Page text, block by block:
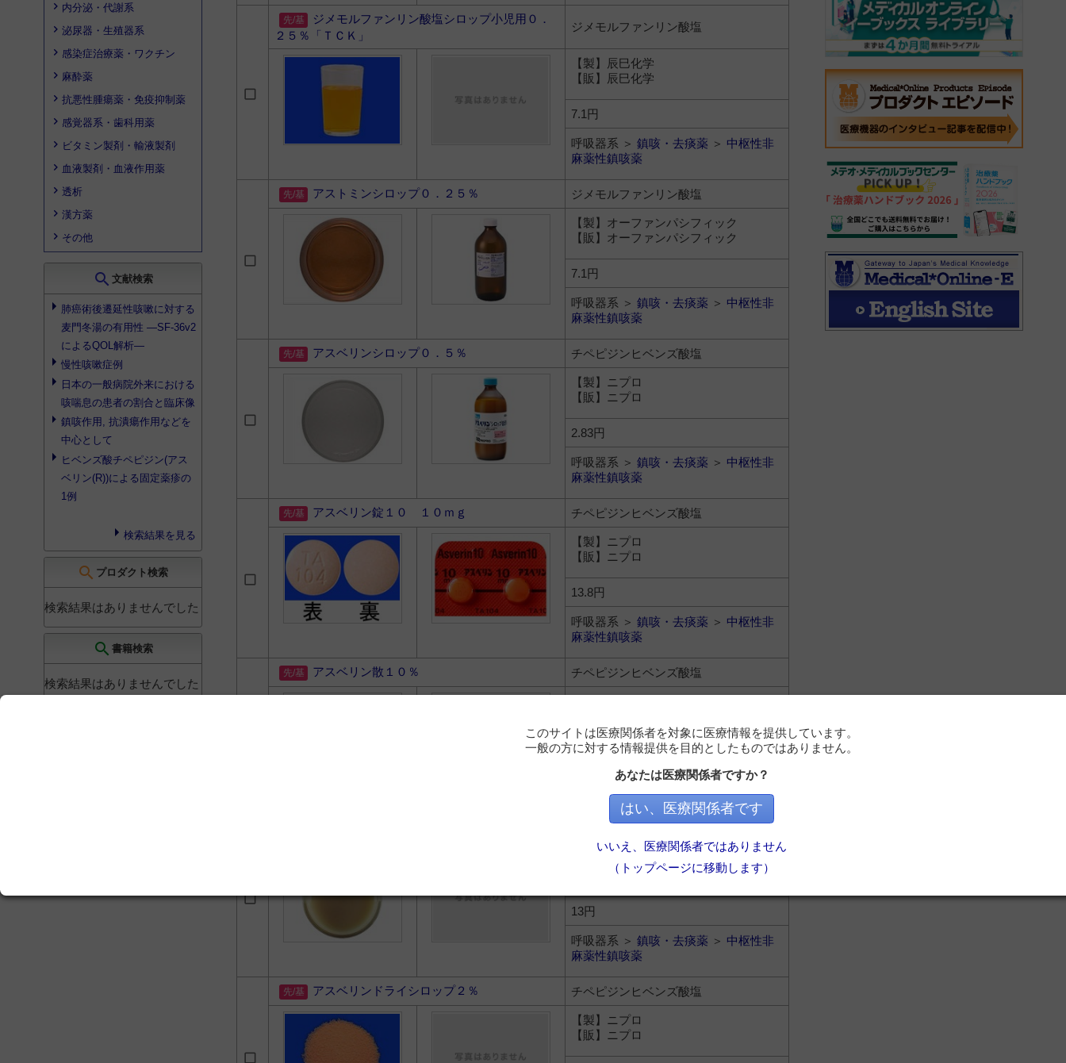
内分泌・代謝系
泌尿器・生殖器系
感染症治療薬・ワクチン
麻酔薬
抗悪性腫瘍薬・免疫抑制薬
感覚器系・歯科用薬
ビタミン製剤・輸液製剤
血液製剤・血液作用薬
透析
漢方薬
その他
search 文献検索
肺癌術後遷延性咳嗽に対する
麦門冬湯の有用性 ―SF-36v2
によるQOL解析―
慢性咳嗽症例
日本の一般病院外来における
咳喘息の患者の割合と臨床像
鎮咳作用, 抗潰瘍作用などを
中心として
ヒベンズ酸チペピジン(アス
ベリン(R))による固定薬疹の
1例
検索結果を見る
search プロダクト検索
検索結果はありませんでした
search 書籍検索
検索結果はありませんでした
ジメモルファンリン酸塩シロップ小児用０．
２５％「ＴＣＫ」
ジメモルファンリン酸塩
【製】辰巳化学
【販】辰巳化学
7.1円
呼吸器系 ＞ 鎮咳・去痰薬 ＞ 中枢性非
麻薬性鎮咳薬
アストミンシロップ０．２５％ ジメモルファンリン酸塩
【製】オーファンパシフィック
【販】オーファンパシフィック
7.1円
呼吸器系 ＞ 鎮咳・去痰薬 ＞ 中枢性非
麻薬性鎮咳薬
アスベリンシロップ０．５％ チペピジンヒベンズ酸塩
【製】ニプロ
【販】ニプロ
2.83円
呼吸器系 ＞ 鎮咳・去痰薬 ＞ 中枢性非
麻薬性鎮咳薬
アスベリン錠１０ １０ｍｇ チペピジンヒベンズ酸塩
【製】ニプロ
【販】ニプロ
13.8円
呼吸器系 ＞ 鎮咳・去痰薬 ＞ 中枢性非
麻薬性鎮咳薬
アスベリン散１０％ チペピジンヒベンズ酸塩
22.6円
呼吸器系 ＞鎮咳・去痰薬＞ 中枢性非
麻薬性鎮咳薬
【製】ニプロ
【販】ニプロ
13円
呼吸器系 ＞ 鎮咳・去痰薬 ＞ 中枢性非
麻薬性鎮咳薬
アスベリンドライシロップ２％ チペピジンヒベンズ酸塩
【製】ニプロ
【販】ニプロ
このサイトは医療関係者を対象に医療情報を提供しています。
一般の方に対する情報提供を目的としたものではありません。
あなたは医療関係者ですか？
はい、医療関係者です
いいえ、医療関係者ではありません
（トップページに移動します）